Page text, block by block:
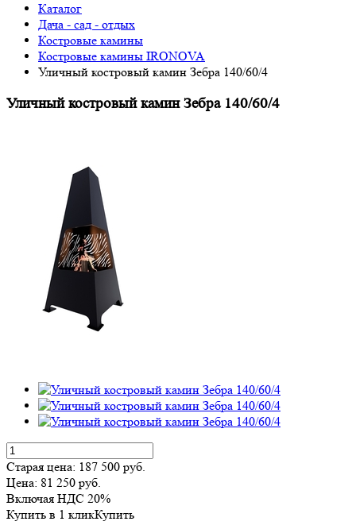
Каталог
Дача - сад - отдых
Костровые камины
Костровые камины IRONOVA
Уличный костровый камин Зебра 140/60/4
Уличный костровый камин Зебра 140/60/4
Старая цена: 187 500 руб.
Цена: 81 250 руб.
Включая НДС 20%
Купить в 1 кликКупить